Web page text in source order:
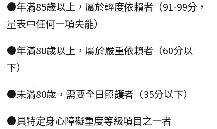
●年滿85歲以上，屬於輕度依賴者（91-99分，
量表中任何一項失能）
●年滿80歲以上，屬於嚴重依賴者（60分以
下）
●未滿80歲，需要全日照護者（35分以下）
●具特定身心障礙重度等級項目之一者